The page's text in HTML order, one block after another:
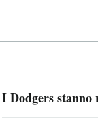
I Dodgers stanno